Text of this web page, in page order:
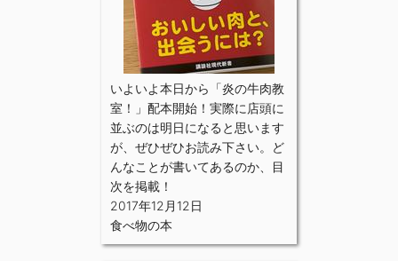
いよいよ本日から「炎の牛肉教
室！」配本開始！実際に店頭に
並ぶのは明日になると思います
が、ぜひぜひお読み下さい。ど
んなことが書いてあるのか、目
次を掲載！
2017年12月12日
食べ物の本